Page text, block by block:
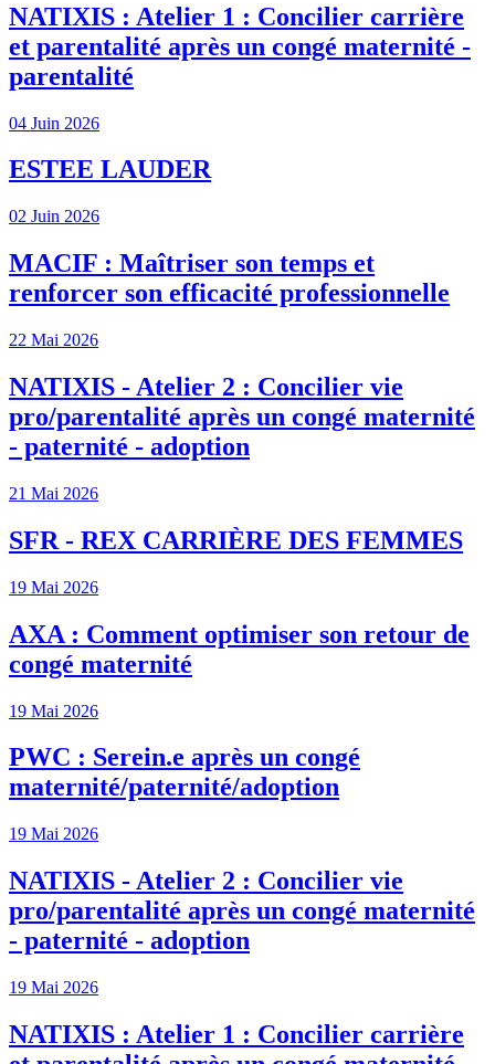
NATIXIS : Atelier 1 : Concilier carrière
et parentalité après un congé maternité -
parentalité
04 Juin 2026
ESTEE LAUDER
02 Juin 2026
MACIF : Maîtriser son temps et
renforcer son efficacité professionnelle
22 Mai 2026
NATIXIS - Atelier 2 : Concilier vie
pro/parentalité après un congé maternité
- paternité - adoption
21 Mai 2026
SFR - REX CARRIÈRE DES FEMMES
19 Mai 2026
AXA : Comment optimiser son retour de
congé maternité
19 Mai 2026
PWC : Serein.e après un congé
maternité/paternité/adoption
19 Mai 2026
NATIXIS - Atelier 2 : Concilier vie
pro/parentalité après un congé maternité
- paternité - adoption
19 Mai 2026
NATIXIS : Atelier 1 : Concilier carrière